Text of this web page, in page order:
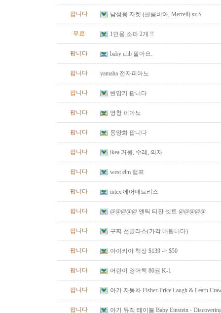
팝니다 남성용 자켓 (콜롬비아, Merrell) sz S
무료 1인용 소파 2개 !!
팝니다 baby crib 팔아요.
팝니다 yamaha 전자피아노
팝니다 변압기 팝니다
팝니다 영창 피아노
팝니다 동양화 팝니다
팝니다 ikea 거울, 수레, 의자
팝니다 west elm 램프
팝니다 intex 에어매트리스
팝니다 @@@@@ 앤틱 티잔 셋트 @@@@@
팝니다 구찌 선글라스(가격 내립니다)
팝니다 아이키아 책상 $139 -> $50
팝니다 어린이 영어책 80권 K-1
팝니다
아기 자동차 Fisher-Price Laugh & Learn
팝니다
아기 뮤직 테이블 Baby Einstein -